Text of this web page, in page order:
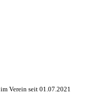
im Verein seit 01.07.2021